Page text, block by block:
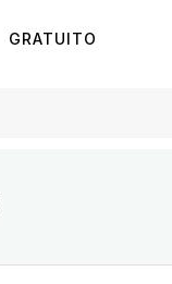
GRATUITO